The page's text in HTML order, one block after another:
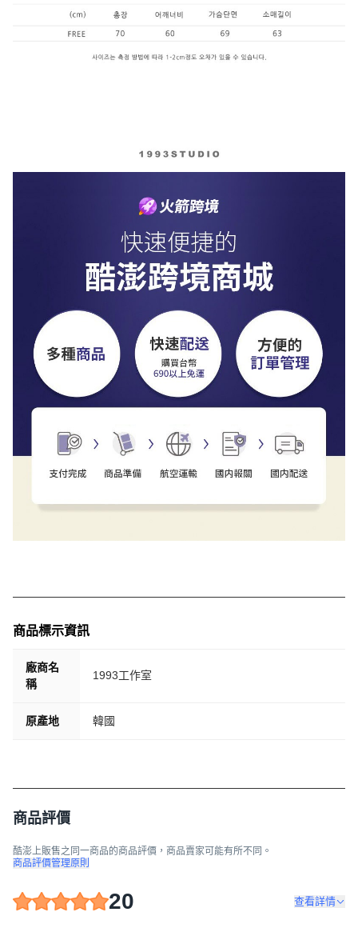
商品標示資訊
廠商名
稱
1993工作室
原產地 韓國
商品評價
酷澎上販售之同一商品的商品評價，商品賣家可能有所不同。
商品評價管理原則
20 查看詳情